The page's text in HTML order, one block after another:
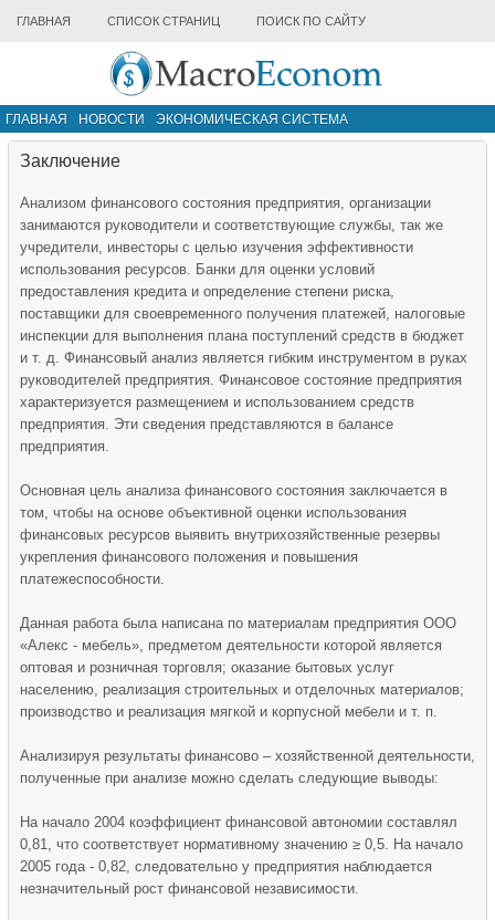
ГЛАВНАЯ СПИСОК СТРАНИЦ ПОИСК ПО САЙТУ
ГЛАВНАЯ НОВОСТИ
ЭКОНОМИЧЕСКАЯ СИСТЕМА
ИНФРАСТРУКТУРА РЫНКА
Заключение
Анализом финансового состояния предприятия, организации
занимаются руководители и соответствующие службы, так же
учредители, инвесторы с целью изучения эффективности
использования ресурсов. Банки для оценки условий
предоставления кредита и определение степени риска,
поставщики для своевременного получения платежей, налоговые
инспекции для выполнения плана поступлений средств в бюджет
и т. д. Финансовый анализ является гибким инструментом в руках
руководителей предприятия. Финансовое состояние предприятия
характеризуется размещением и использованием средств
предприятия. Эти сведения представляются в балансе
предприятия.
Основная цель анализа финансового состояния заключается в
том, чтобы на основе объективной оценки использования
финансовых ресурсов выявить внутрихозяйственные резервы
укрепления финансового положения и повышения
платежеспособности.
Данная работа была написана по материалам предприятия ООО
«Алекс - мебель», предметом деятельности которой является
оптовая и розничная торговля; оказание бытовых услуг
населению, реализация строительных и отделочных материалов;
производство и реализация мягкой и корпусной мебели и т. п.
Анализируя результаты финансово – хозяйственной деятельности,
полученные при анализе можно сделать следующие выводы:
На начало 2004 коэффициент финансовой автономии составлял
0,81, что соответствует нормативному значению ≥ 0,5. На начало
2005 года - 0,82, следовательно у предприятия наблюдается
незначительный рост финансовой независимости.